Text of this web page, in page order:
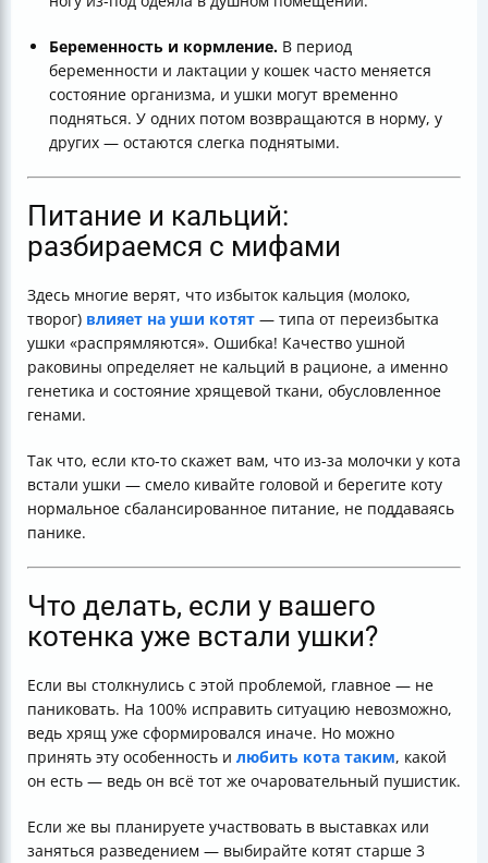
Беременность и кормление. В период
беременности и лактации у кошек часто меняется
состояние организма, и ушки могут временно
подняться. У одних потом возвращаются в норму, у
других — остаются слегка поднятыми.
Питание и кальций:
разбираемся с мифами
Здесь многие верят, что избыток кальция (молоко,
творог) влияет на уши котят — типа от переизбытка
ушки «распрямляются». Ошибка! Качество ушной
раковины определяет не кальций в рационе, а именно
генетика и состояние хрящевой ткани, обусловленное
генами.
Так что, если кто-то скажет вам, что из-за молочки у кота
встали ушки — смело кивайте головой и берегите коту
нормальное сбалансированное питание, не поддаваясь
панике.
Что делать, если у вашего
котенка уже встали ушки?
Если вы столкнулись с этой проблемой, главное — не
паниковать. На 100% исправить ситуацию невозможно,
ведь хрящ уже сформировался иначе. Но можно
принять эту особенность и любить кота таким, какой
он есть — ведь он всё тот же очаровательный пушистик.
Если же вы планируете участвовать в выставках или
заняться разведением — выбирайте котят старше 3